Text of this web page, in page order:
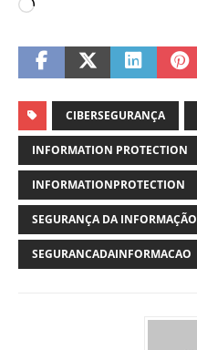
CIBERSEGURANÇA
INFORMATION PROTECTION
INFORMATIONPROTECTION
SEGURANÇA DA INFORMAÇÃO
SEGURANCADAINFORMACAO